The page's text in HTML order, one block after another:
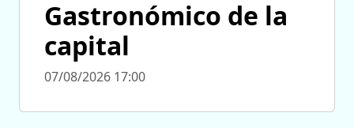
Gastronómico de la
capital
07/08/2026 17:00